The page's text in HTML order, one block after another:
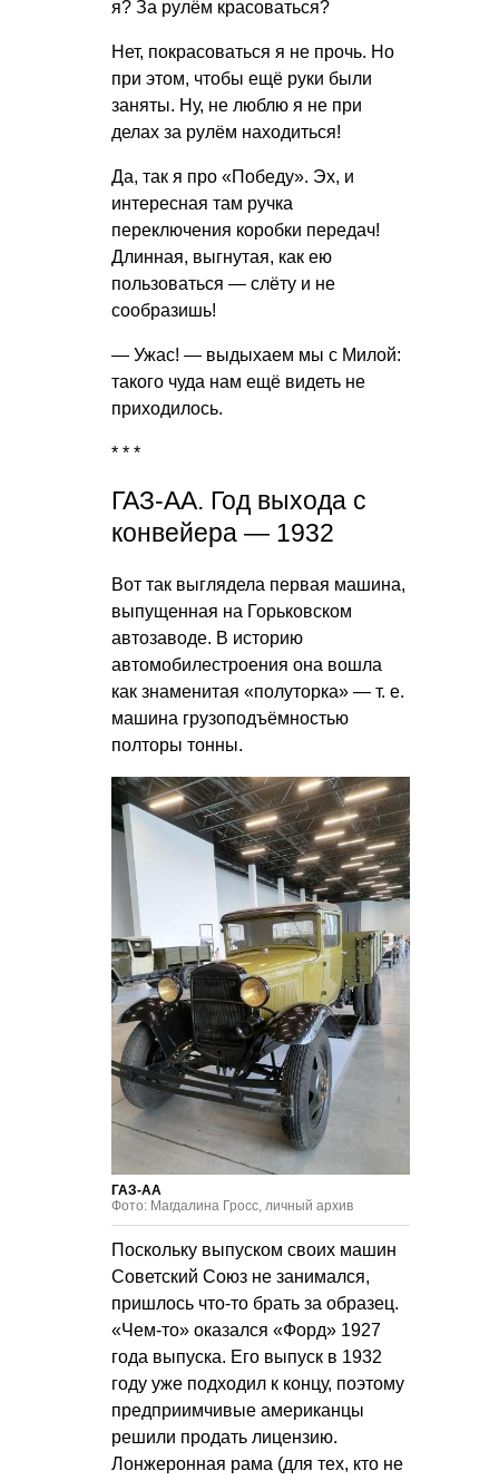
я? За рулём красоваться?
Нет, покрасоваться я не прочь. Но
при этом, чтобы ещё руки были
заняты. Ну, не люблю я не при
делах за рулём находиться!
Да, так я про «Победу». Эх, и
интересная там ручка
переключения коробки передач!
Длинная, выгнутая, как ею
пользоваться — слёту и не
сообразишь!
— Ужас! — выдыхаем мы с Милой:
такого чуда нам ещё видеть не
приходилось.
* * *
ГАЗ-АА. Год выхода с
конвейера — 1932
Вот так выглядела первая машина,
выпущенная на Горьковском
автозаводе. В историю
автомобилестроения она вошла
как знаменитая «полуторка» — т. е.
машина грузоподъёмностью
полторы тонны.
ГАЗ-АА
Фото: Магдалина Гросс, личный архив
Поскольку выпуском своих машин
Советский Союз не занимался,
пришлось что-то брать за образец.
«Чем-то» оказался «Форд» 1927
года выпуска. Его выпуск в 1932
году уже подходил к концу, поэтому
предприимчивые американцы
решили продать лицензию.
Лонжеронная рама (для тех, кто не